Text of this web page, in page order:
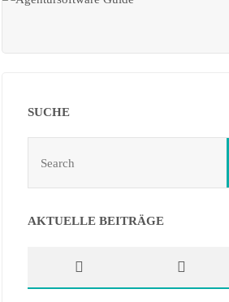
SUCHE
AKTUELLE BEITRÄGE